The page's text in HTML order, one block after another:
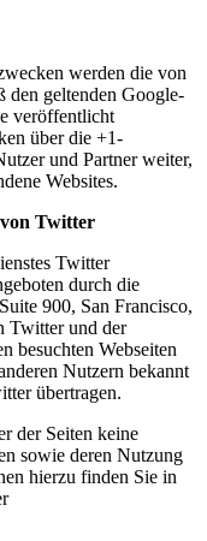
werden die von
den geltenden Google-
veröffentlicht
über die +1-
und Partner weiter,
Websites.
Twitter
Twitter
durch die
900, San Francisco,
Twitter und der
besuchten Webseiten
Nutzern bekannt
übertragen.
der Seiten keine
sowie deren Nutzung
hierzu finden Sie in